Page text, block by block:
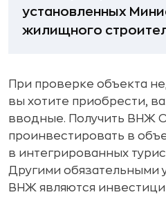
установленных
жилищного
При проверке объекта
вы хотите приобрести,
вводные. Получить ВНЖ
проинвестировать в
в интегрированных
Другими обязательными
ВНЖ являются